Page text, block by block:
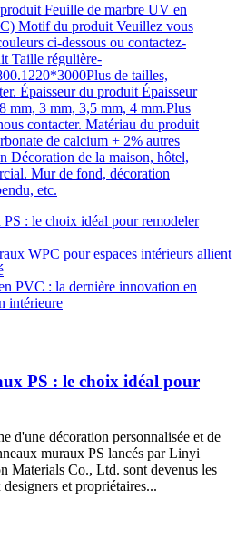
Feuille de marbre UV en
Motif du produit Veuillez vous
ci-dessous ou contactez-
Taille régulière-
de tailles,
Épaisseur du produit Épaisseur
mm, 3 mm, 3,5 mm, 4 mm.Plus
contacter. Matériau du produit
de calcium + 2% autres
Décoration de la maison, hôtel,
Mur de fond, décoration
etc.
PS : le choix idéal pour
d'une décoration personnalisée et de
muraux PS lancés par Linyi
Materials Co., Ltd. sont devenus les
et propriétaires...